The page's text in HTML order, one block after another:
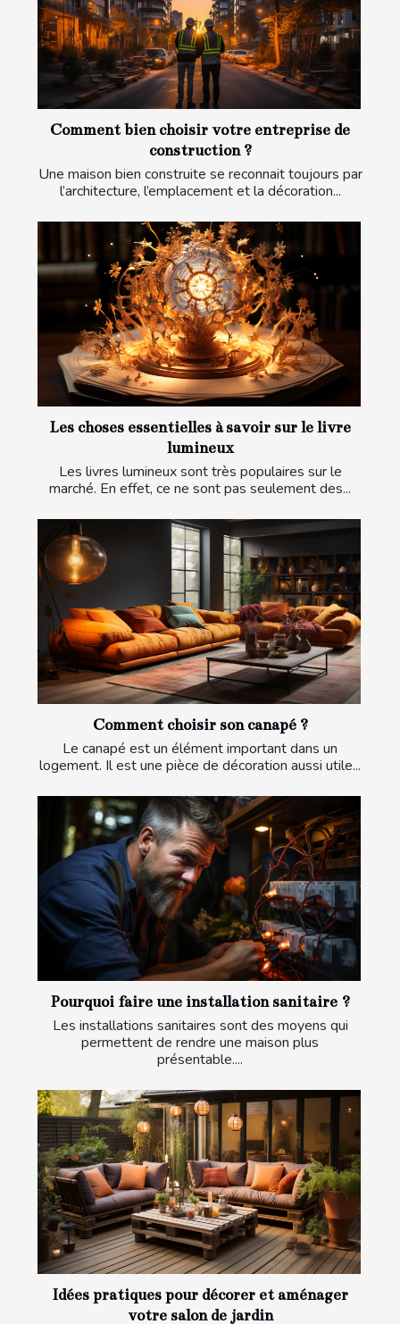
Comment bien choisir votre entreprise de
construction ?
Une maison bien construite se reconnait toujours par
l’architecture, l’emplacement et la décoration...
Les choses essentielles à savoir sur le livre
lumineux
Les livres lumineux sont très populaires sur le
marché. En effet, ce ne sont pas seulement des...
Comment choisir son canapé ?
Le canapé est un élément important dans un
logement. Il est une pièce de décoration aussi utile...
Pourquoi faire une installation sanitaire ?
Les installations sanitaires sont des moyens qui
permettent de rendre une maison plus
présentable....
Idées pratiques pour décorer et aménager
votre salon de jardin